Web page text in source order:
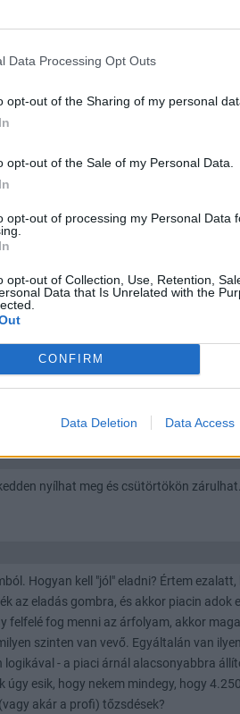
Data Processing Opt Outs
opt-out of the Sharing of my personal
opt-out of the Sale of my Personal Data.
opt-out of processing my Personal Data
opt-out of Collection, Use, Retention,
Data that Is Unrelated with the
CONFIRM
Data Deletion Data Access
talán ilyen napi 20 millió
is én, milyen kategóriában. Ők tudták,
volt a "bentmaradásra". Ezzel
rá. Masterplast meg a 4IG pedig
tudja? Ő az nyrt egyik fő
Vagy egy behatárolt dátum?
felrántás, talán pár napig megy fel az
nyílhat meg és csütörtökön zárulhat.
Hogyan kell "jól" eladni? Értem
az eladás gombra, és akkor piacin adok
felfelé fog menni az árfolyam, akkor
szinten van vevő. Egyáltalán van
- a piaci árnál alacsonyabbra
esik, hogy nekem mindegy, hogy
akár a profi) tőzsdések?